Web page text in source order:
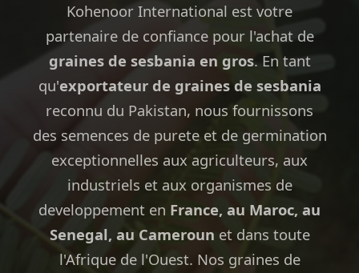
Kohenoor International est votre
partenaire de confiance pour l'achat de
graines de sesbania en gros. En tant
qu'exportateur de graines de sesbania
reconnu du Pakistan, nous fournissons
des semences de purete et de germination
exceptionnelles aux agriculteurs, aux
industriels et aux organismes de
developpement en France, au Maroc, au
Senegal, au Cameroun et dans toute
l'Afrique de l'Ouest. Nos graines de